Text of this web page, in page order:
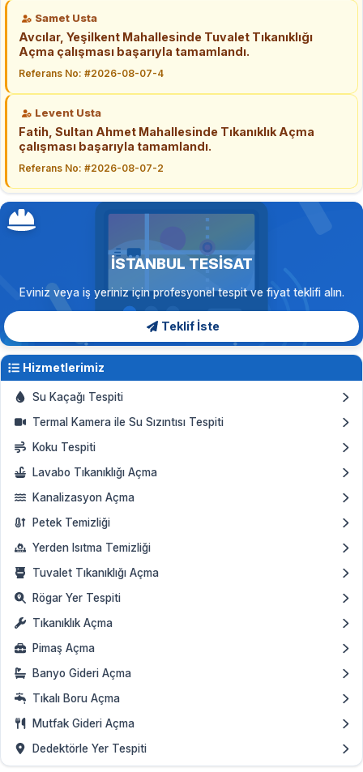
Samet Usta
Avcılar, Yeşilkent Mahallesinde Tuvalet Tıkanıklığı
Açma çalışması başarıyla tamamlandı.
Referans No: #2026-08-07-4
Levent Usta
Fatih, Sultan Ahmet Mahallesinde Tıkanıklık Açma
çalışması başarıyla tamamlandı.
Referans No: #2026-08-07-2
İSTANBUL TESISAT
Eviniz veya iş yeriniz için profesyonel tespit ve fiyat teklifi alın.
Teklif İste
Hizmetlerimiz
Su Kaçağı Tespiti
Termal Kamera ile Su Sızıntısı Tespiti
Koku Tespiti
Lavabo Tıkanıklığı Açma
Kanalizasyon Açma
Petek Temizliği
Yerden Isıtma Temizliği
Tuvalet Tıkanıklığı Açma
Rögar Yer Tespiti
Tıkanıklık Açma
Pimaş Açma
Banyo Gideri Açma
Tıkalı Boru Açma
Mutfak Gideri Açma
Dedektörle Yer Tespiti